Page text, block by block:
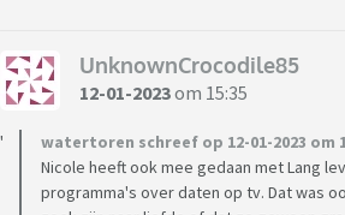
UnknownCrocodile85
12-01-2023om 15:35
watertoren schreef op 12-01-2023 om
Nicole heeft ook mee gedaan met Lang
programma's over daten op tv. Dat was